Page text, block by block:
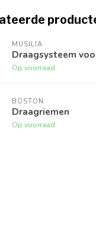
MUSILIA
Draagsysteem
Op voorraad
BOSTON
Draagriemen
Op voorraad